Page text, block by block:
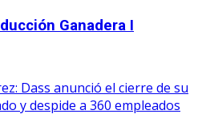
Ganadera I